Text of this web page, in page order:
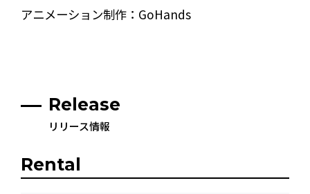
アニメーション制作：GoHands
Release
リリース情報
Rental